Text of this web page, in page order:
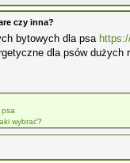
czy inna?
bytowych dla psa
dla psów
wybrać?